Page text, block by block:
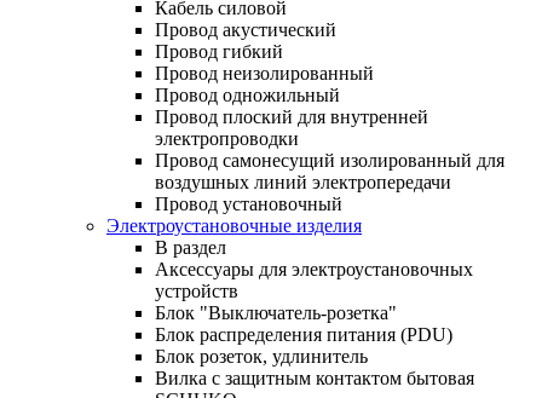
Кабель силовой
Провод акустический
Провод гибкий
Провод неизолированный
Провод одножильный
Провод плоский для внутренней
электропроводки
Провод самонесущий изолированный для
воздушных линий электропередачи
Провод установочный
Электроустановочные изделия
В раздел
Аксессуары для электроустановочных
устройств
Блок "Выключатель-розетка"
Блок распределения питания (PDU)
Блок розеток, удлинитель
Вилка с защитным контактом бытовая